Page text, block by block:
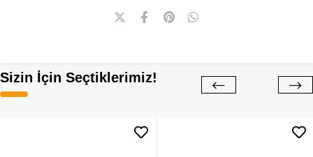
Sizin İçin Seçtiklerimiz!